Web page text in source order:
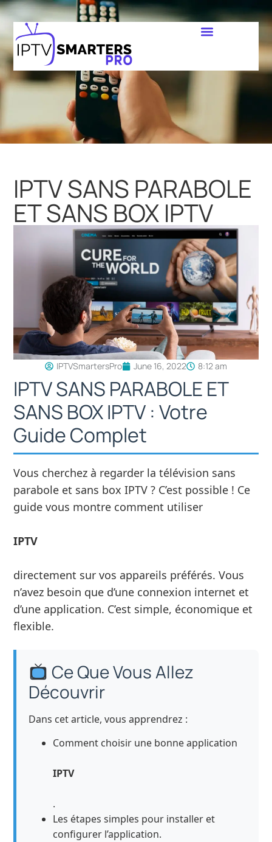
IPTV SANS PARABOLE
ET SANS BOX IPTV
IPTVSmartersPro June 16, 2022 8:12 am
IPTV SANS PARABOLE ET
SANS BOX IPTV : Votre
Guide Complet
Vous cherchez à regarder la télévision sans
parabole et sans box IPTV ? C’est possible ! Ce
guide vous montre comment utiliser
IPTV
directement sur vos appareils préférés. Vous
n’avez besoin que d’une connexion internet et
d’une application. C’est simple, économique et
flexible.
Ce Que Vous Allez
Découvrir
Dans cet article, vous apprendrez :
Comment choisir une bonne application
IPTV
.
Les étapes simples pour installer et
configurer l’application.